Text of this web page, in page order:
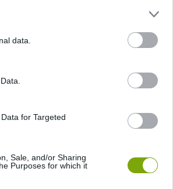
data.
for Targeted
Sale, and/or Sharing
Purposes for which it
a halál
elolvad, a föld is
segítséggel.